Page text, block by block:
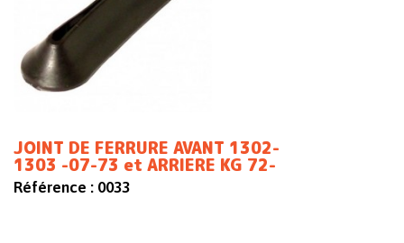
JOINT DE FERRURE AVANT 1302-
1303 -07-73 et ARRIERE KG 72-
Référence : 0033